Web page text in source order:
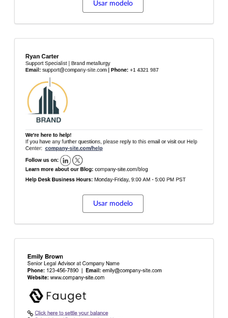
Usar modelo
Usar modelo